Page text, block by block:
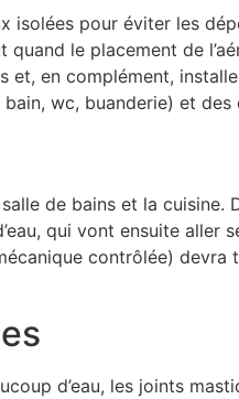
isolées pour éviter les
le placement de
en complément,
wc, buanderie) et
de bains et la
qui vont ensuite
contrôlée)
d’eau, les joints